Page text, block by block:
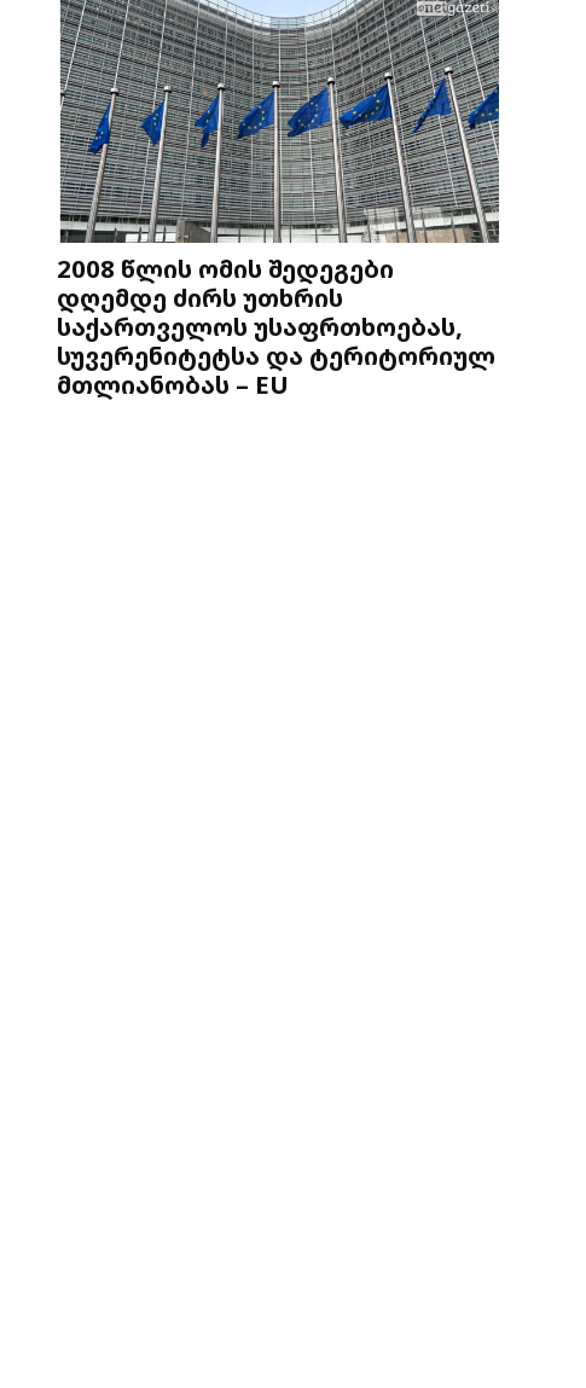
2008 წლის ომის შედეგები
დღემდე ძირს უთხრის
საქართველოს უსაფრთხოებას,
სუვერენიტეტსა და ტერიტორიულ
მთლიანობას – EU